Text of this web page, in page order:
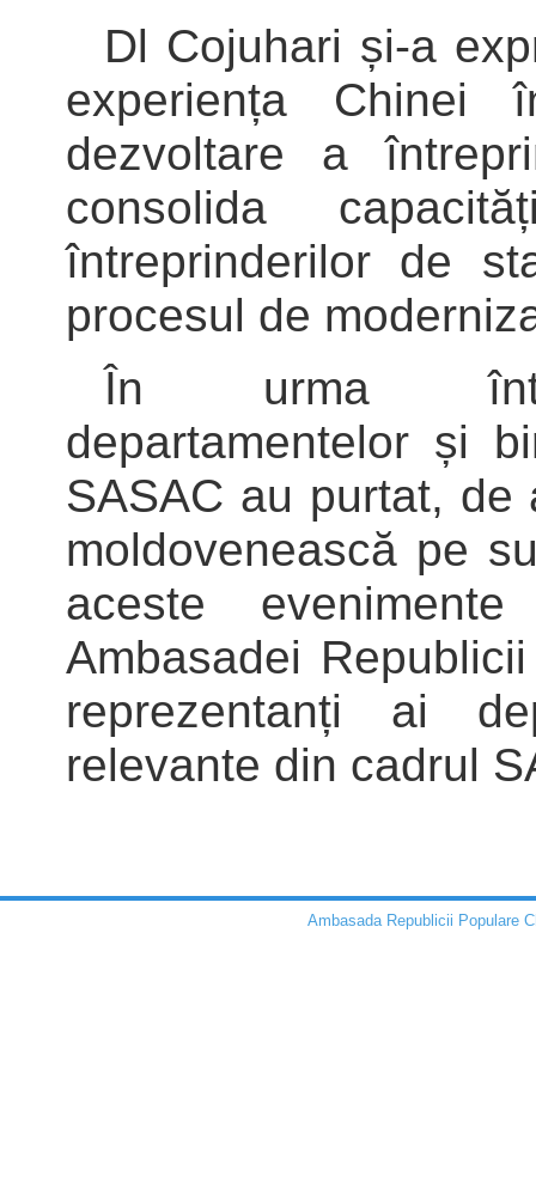
Dl Cojuhari și-a
experiența
dezvoltare a
consolida
întreprinderilor de
procesul de
În urma
departamentelor și
SASAC au purtat, de
moldovenească pe
aceste
Ambasadei
reprezentanți ai
relevante din cadrul
Ambasada Republicii Populare